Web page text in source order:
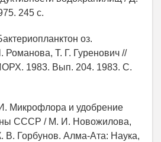
245 с.
оз.
Романова, Т. Г. Гуренович //
1983. Вып. 204. 1983. С.
Микрофлора и удобрение
СССР / М. И. Новожилова,
В. Горбунов. Алма-Ата: Наука,